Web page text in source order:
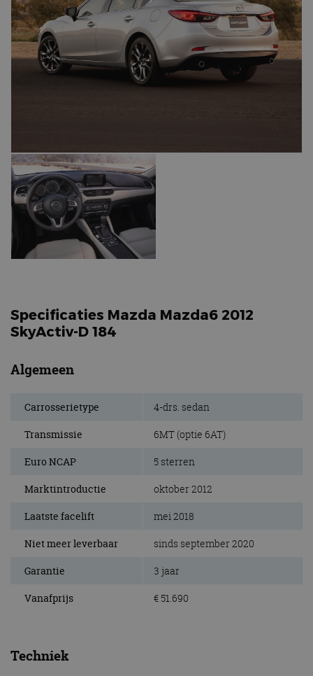
Specificaties Mazda Mazda6 2012
SkyActiv-D 184
Algemeen
Carrosserietype 4-drs. sedan
Transmissie 6MT (optie 6AT)
Euro NCAP 5 sterren
Marktintroductie oktober 2012
Laatste facelift mei 2018
Niet meer leverbaar sinds september 2020
Garantie 3 jaar
Vanafprijs € 51.690
Techniek